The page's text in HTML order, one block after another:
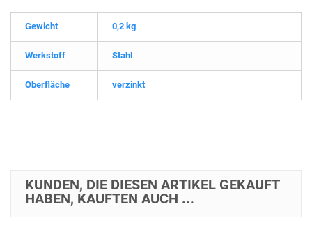
Gewicht 0,2 kg
Werkstoff Stahl
Oberfläche verzinkt
KUNDEN, DIE DIESEN ARTIKEL GEKAUFT
HABEN, KAUFTEN AUCH ...